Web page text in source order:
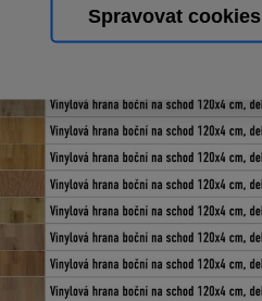
Spravovat cookies